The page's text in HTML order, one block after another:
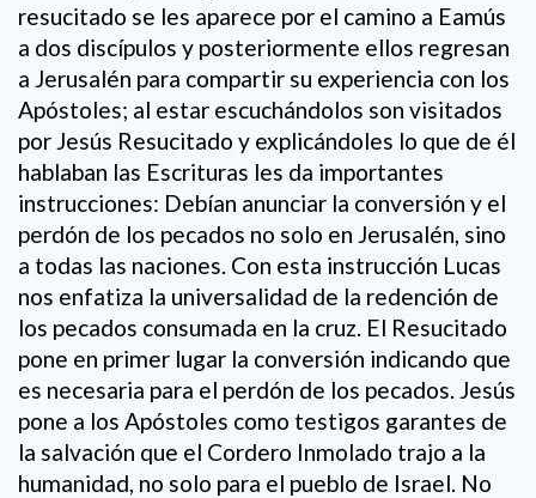
resucitado se les aparece por el camino a Eamús
a dos discípulos y posteriormente ellos regresan
a Jerusalén para compartir su experiencia con los
Apóstoles; al estar escuchándolos son visitados
por Jesús Resucitado y explicándoles lo que de él
hablaban las Escrituras les da importantes
instrucciones: Debían anunciar la conversión y el
perdón de los pecados no solo en Jerusalén, sino
a todas las naciones. Con esta instrucción Lucas
nos enfatiza la universalidad de la redención de
los pecados consumada en la cruz. El Resucitado
pone en primer lugar la conversión indicando que
es necesaria para el perdón de los pecados. Jesús
pone a los Apóstoles como testigos garantes de
la salvación que el Cordero Inmolado trajo a la
humanidad, no solo para el pueblo de Israel. No